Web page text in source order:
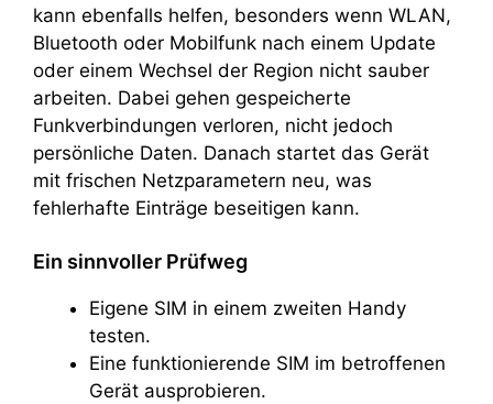
kann ebenfalls helfen, besonders wenn WLAN,
Bluetooth oder Mobilfunk nach einem Update
oder einem Wechsel der Region nicht sauber
arbeiten. Dabei gehen gespeicherte
Funkverbindungen verloren, nicht jedoch
persönliche Daten. Danach startet das Gerät
mit frischen Netzparametern neu, was
fehlerhafte Einträge beseitigen kann.
Ein sinnvoller Prüfweg
Eigene SIM in einem zweiten Handy
testen.
Eine funktionierende SIM im betroffenen
Gerät ausprobieren.